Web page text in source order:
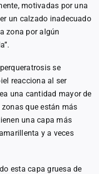
motivadas por una
un calzado inadecuado
zona por algún
se
reacciona al ser
una cantidad mayor de
que están más
una capa más
y a veces
esta capa gruesa de